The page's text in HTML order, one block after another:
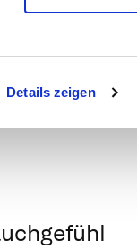
Details zeigen